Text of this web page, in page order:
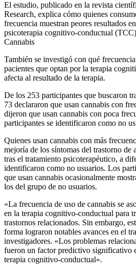
El estudio, publicado en la revista
Research, explica cómo quienes
frecuencia muestran peores resultados
psicoterapia cognitivo-conductual
Cannabis
También se investigó con qué
pacientes que optan por la terapia
afecta al resultado de la terapia.
De los 253 participantes que buscaron
73 declararon que usan cannabis con
dijeron que usan cannabis con poca
participantes se identificaron como no
Quienes usan cannabis con más
mejoría de los síntomas del trastorno de
tras el tratamiento psicoterapéutico, a
identificaron como no usuarios. Los
que usan cannabis ocasionalmente
los del grupo de no usuarios.
«La frecuencia de uso de cannabis se
en la terapia cognitivo-conductual para
trastornos relacionados. Sin embargo,
forma lograron notables avances en el
investigadores. «Los problemas
fueron un factor predictivo significativo
terapia cognitivo-conductual».